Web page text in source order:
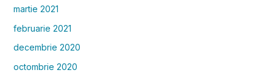
martie 2021
februarie 2021
decembrie 2020
octombrie 2020